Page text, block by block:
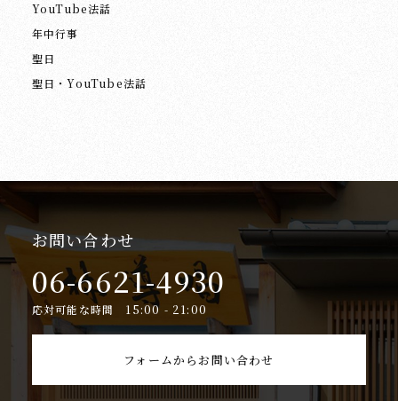
YouTube法話
年中行事
聖日
聖日・YouTube法話
お問い合わせ
06-6621-4930
応対可能な時間 15:00 - 21:00
フォームからお問い合わせ